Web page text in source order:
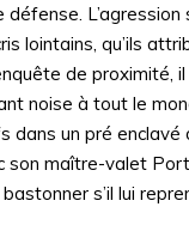
lointains, qu’ils
de
noise à tout le
un pré enclavé
son maître-valet
s’il lui